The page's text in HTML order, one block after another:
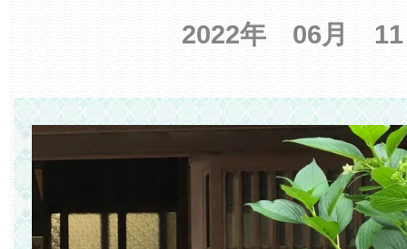
2022年 06月